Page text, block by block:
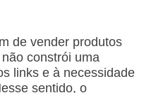
de vender produtos
constrói uma
links e à necessidade
sentido, o